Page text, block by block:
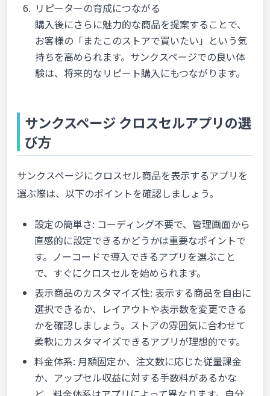
リピーターの育成につながる
購入後にさらに魅力的な商品を提案することで、
お客様の「またこのストアで買いたい」という気
持ちを高められます。サンクスページでの良い体
験は、将来的なリピート購入にもつながります。
サンクスページ クロスセルアプリの選
び方
サンクスページにクロスセル商品を表示するアプリを
選ぶ際は、以下のポイントを確認しましょう。
設定の簡単さ: コーディング不要で、管理画面から
直感的に設定できるかどうかは重要なポイントで
す。ノーコードで導入できるアプリを選ぶこと
で、すぐにクロスセルを始められます。
表示商品のカスタマイズ性: 表示する商品を自由に
選択できるか、レイアウトや表示数を変更できる
かを確認しましょう。ストアの雰囲気に合わせて
柔軟にカスタマイズできるアプリが理想的です。
料金体系: 月額固定か、注文数に応じた従量課金
か、アップセル収益に対する手数料があるかな